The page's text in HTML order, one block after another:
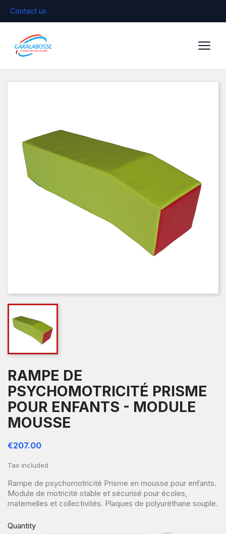
Contact us
RAMPE DE
PSYCHOMOTRICITÉ PRISME
POUR ENFANTS - MODULE
MOUSSE
€207.00
Tax included
Rampe de psychomotricité Prisme en mousse pour enfants.
Module de motricité stable et sécurisé pour écoles,
maternelles et collectivités. Plaques de polyuréthane souple.
Quantity